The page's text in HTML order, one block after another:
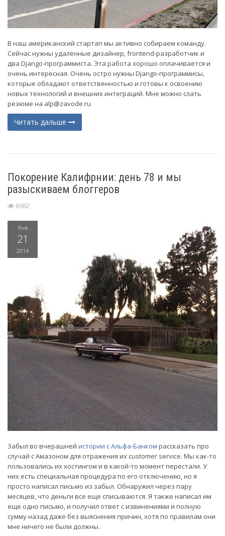
В наш американский стартап мы активно собираем команду.
Сейчас нужны удаленные дизайнер, frontend-разработчик и
два Django-программиста. Эта работа хорошо оплачивается и
очень интересная. Очень остро нужны Django-программисы,
которые обладают ответственностью и готовы к освоению
новых технологий и внешних интеграций. Мне можно слать
резюме на alp@zavode.ru
Читать дальше
Покорение Калифрнии: день 78 и мы
разыскиваем блоггеров
6982
Янв
21
2014
Забыл во вчерашней истории с Альфа-Банком рассказать про
случай с Амазоном для отражения их customer service. Мы как-то
пользовались их хостингом и в какой-то момент перестали. У
них есть специальная процедура по его отключению, но я
просто написал письмо из забыл. Обнаружил через пару
месяцев, что деньги все еще списываются. Я также написал им
еще одно письмо, и получил ответ с извинениями и полную
сумму назад даже без выяснения причин, хотя по правилам они
мне ничего не были должны.